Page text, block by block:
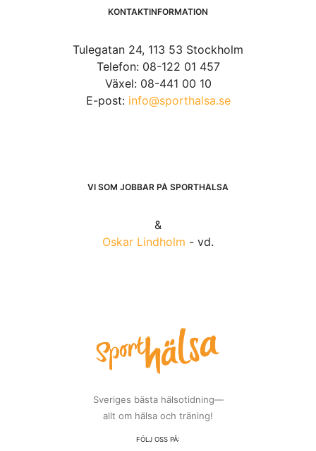
KONTAKTINFORMATION
Tulegatan 24, 113 53 Stockholm
Telefon: 08-122 01 457
Växel: 08-441 00 10
E-post: info@sporthalsa.se
VI SOM JOBBAR PÅ SPORTHÄLSA
&
Oskar Lindholm - vd.
Sveriges bästa hälsotidning—
allt om hälsa och träning!
FÖLJ OSS PÅ: